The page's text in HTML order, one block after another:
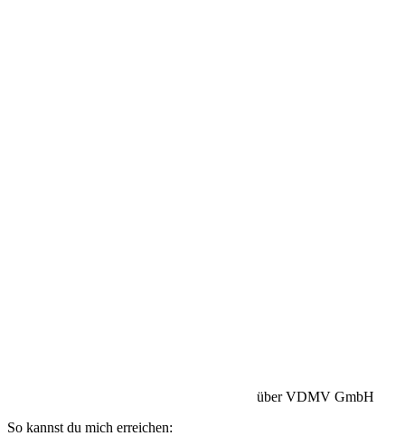
über VDMV GmbH
So kannst du mich erreichen: